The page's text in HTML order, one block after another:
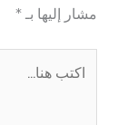
مشار إليها بـ *
هنا...